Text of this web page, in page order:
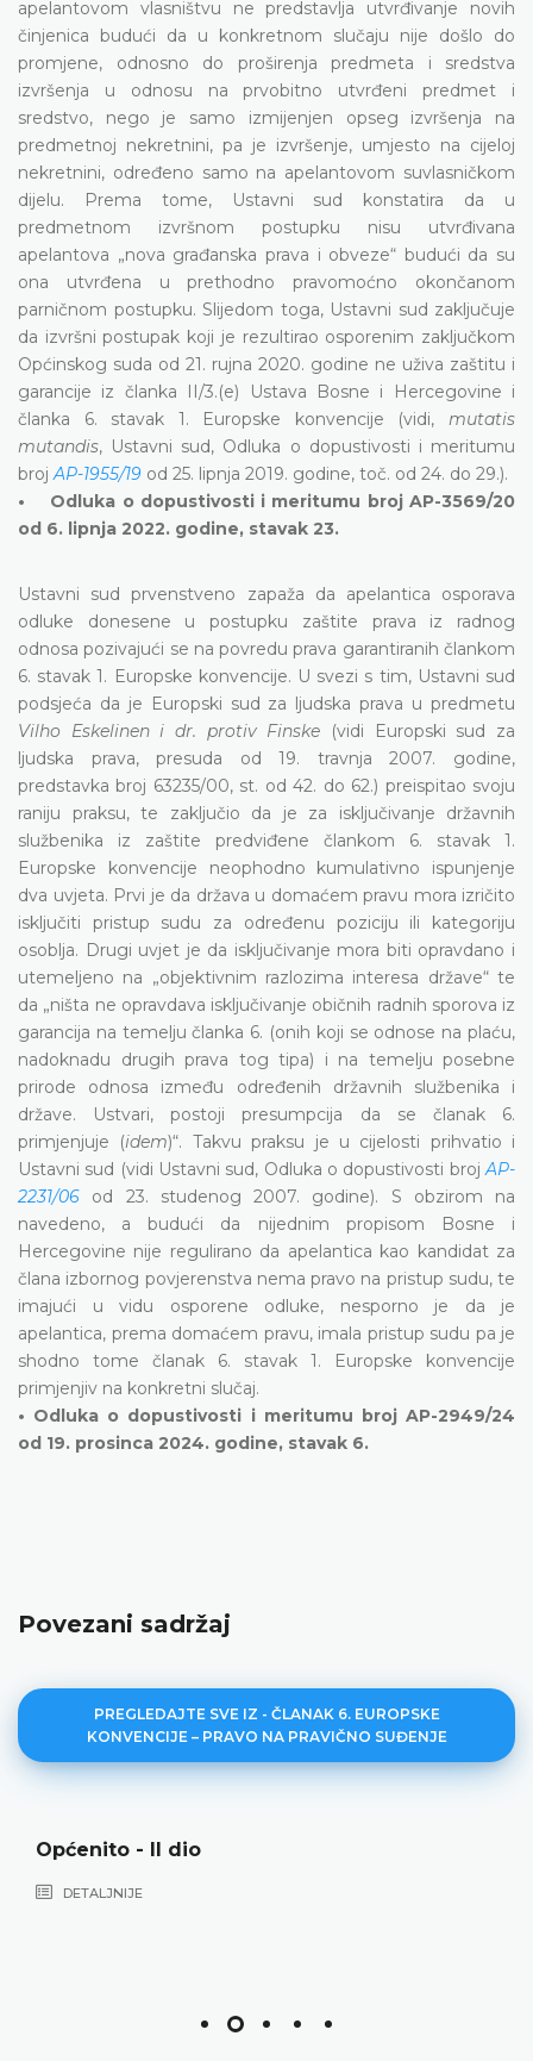
apelantovom vlasništvu ne predstavlja utvrđivanje novih
činjenica budući da u konkretnom slučaju nije došlo do
promjene, odnosno do proširenja predmeta i sredstva
izvršenja u odnosu na prvobitno utvrđeni predmet i
sredstvo, nego je samo izmijenjen opseg izvršenja na
predmetnoj nekretnini, pa je izvršenje, umjesto na cijeloj
nekretnini, određeno samo na apelantovom suvlasničkom
dijelu. Prema tome, Ustavni sud konstatira da u
predmetnom izvršnom postupku nisu utvrđivana
apelantova „nova građanska prava i obveze“ budući da su
ona utvrđena u prethodno pravomoćno okončanom
parničnom postupku. Slijedom toga, Ustavni sud zaključuje
da izvršni postupak koji je rezultirao osporenim zaključkom
Općinskog suda od 21. rujna 2020. godine ne uživa zaštitu i
garancije iz članka II/3.(e) Ustava Bosne i Hercegovine i
članka 6. stavak 1. Europske konvencije (vidi, mutatis
mutandis, Ustavni sud, Odluka o dopustivosti i meritumu
brojAP-1955/19 od 25. lipnja 2019. godine, toč. od 24. do 29.).
• Odluka o dopustivosti i meritumu broj AP-3569/20
od 6. lipnja 2022. godine, stavak 23.
Ustavni sud prvenstveno zapaža da apelantica osporava
odluke donesene u postupku zaštite prava iz radnog
odnosa pozivajući se na povredu prava garantiranih člankom
6. stavak 1. Europske konvencije. U svezi s tim, Ustavni sud
podsjeća da je Europski sud za ljudska prava u predmetu
Vilho Eskelinen i dr. protiv Finske (vidi Europski sud za
ljudska prava, presuda od 19. travnja 2007. godine,
predstavka broj 63235/00, st. od 42. do 62.) preispitao svoju
raniju praksu, te zaključio da je za isključivanje državnih
službenika iz zaštite predviđene člankom 6. stavak 1.
Europske konvencije neophodno kumulativno ispunjenje
dva uvjeta. Prvi je da država u domaćem pravu mora izričito
isključiti pristup sudu za određenu poziciju ili kategoriju
osoblja. Drugi uvjet je da isključivanje mora biti opravdano i
utemeljeno na „objektivnim razlozima interesa države“ te
da „ništa ne opravdava isključivanje običnih radnih sporova iz
garancija na temelju članka 6. (onih koji se odnose na plaću,
nadoknadu drugih prava tog tipa) i na temelju posebne
prirode odnosa između određenih državnih službenika i
države. Ustvari, postoji presumpcija da se članak 6.
primjenjuje (idem)“. Takvu praksu je u cijelosti prihvatio i
Ustavni sud (vidi Ustavni sud, Odluka o dopustivosti brojAP-
2231/06 od 23. studenog 2007. godine). S obzirom na
navedeno, a budući da nijednim propisom Bosne i
Hercegovine nije regulirano da apelantica kao kandidat za
člana izbornog povjerenstva nema pravo na pristup sudu, te
imajući u vidu osporene odluke, nesporno je da je
apelantica, prema domaćem pravu, imala pristup sudu pa je
shodno tome članak 6. stavak 1. Europske konvencije
primjenjiv na konkretni slučaj.
• Odluka o dopustivosti i meritumu broj AP-2949/24
od 19. prosinca 2024. godine, stavak 6.
Povezani sadržaj
PREGLEDAJTE SVE IZ - ČLANAK 6. EUROPSKE
KONVENCIJE – PRAVO NA PRAVIČNO SUĐENJE
Općenito - II dio
DETALJNIJE